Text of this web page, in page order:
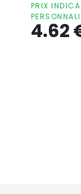
PRIX
4.62